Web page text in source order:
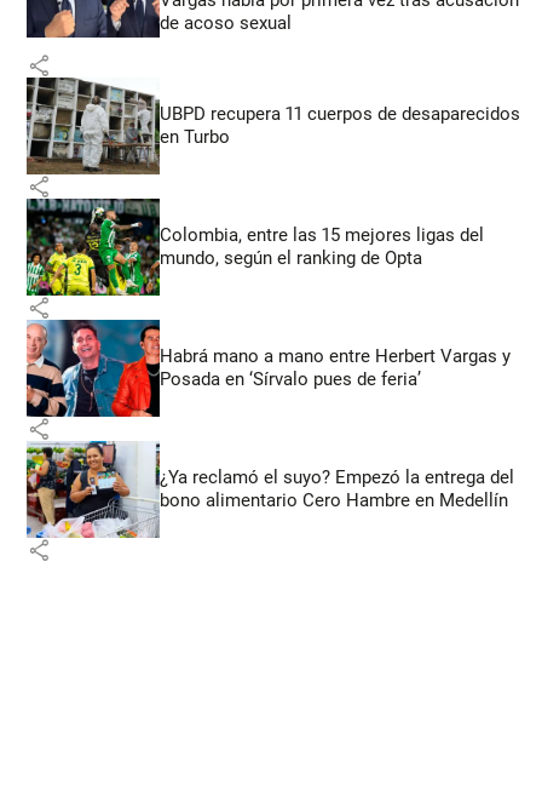
de acoso sexual
share
UBPD recupera 11 cuerpos de desaparecidos
en Turbo
share
Colombia, entre las 15 mejores ligas del
mundo, según el ranking de Opta
share
Habrá mano a mano entre Herbert Vargas y
Posada en ‘Sírvalo pues de feria’
share
¿Ya reclamó el suyo? Empezó la entrega del
bono alimentario Cero Hambre en Medellín
share